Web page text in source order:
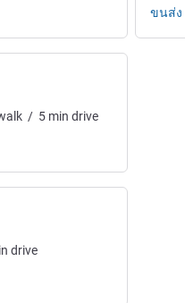
/ 5 min drive
drive
ขนส่ง